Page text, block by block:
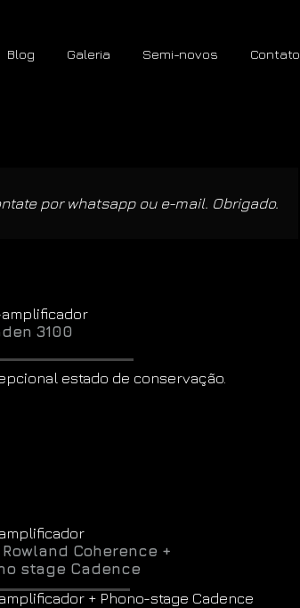
Blog Galeria Semi-novos Contato
por whatsapp ou e-mail. Obrigado.
3100
estado de conservação.
Coherence +
stage Cadence
+ Phono-stage Cadence